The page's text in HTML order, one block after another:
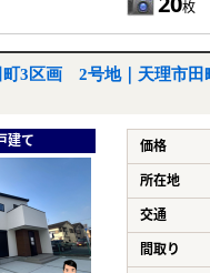
枚
町3区画 2号地｜天理市田
建て 価格
所在地
交通
間取り